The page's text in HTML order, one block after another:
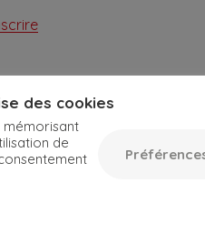
des cookies
mémorisant
de